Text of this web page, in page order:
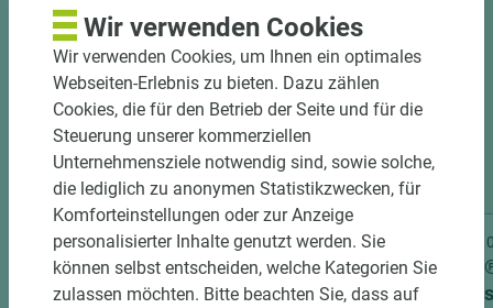
Art.-Nr. 09100010037
Rubio® Monocoat Accelerator - B-
Komponente 1,0 Liter/ Gebinde
Art.-Nr.
5
Wir verwenden Cookies
Wir verwenden Cookies, um Ihnen ein optimales
Webseiten-Erlebnis zu bieten. Dazu zählen
Cookies, die für den Betrieb der Seite und für die
Steuerung unserer kommerziellen
Unternehmensziele notwendig sind, sowie solche,
die lediglich zu anonymen Statistikzwecken, für
Komforteinstellungen oder zur Anzeige
personalisierter Inhalte genutzt werden. Sie
können selbst entscheiden, welche Kategorien Sie
zulassen möchten. Bitte beachten Sie, dass auf